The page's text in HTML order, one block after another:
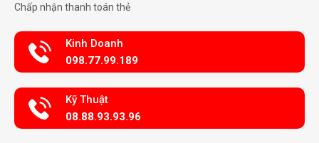
Chấp nhận thanh toán thẻ
Kinh Doanh
098.77.99.189
Kỹ Thuật
08.88.93.93.96